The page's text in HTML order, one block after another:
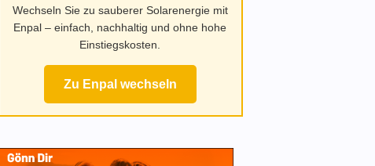
Wechseln Sie zu sauberer Solarenergie mit
Enpal – einfach, nachhaltig und ohne hohe
Einstiegskosten.
Zu Enpal wechseln